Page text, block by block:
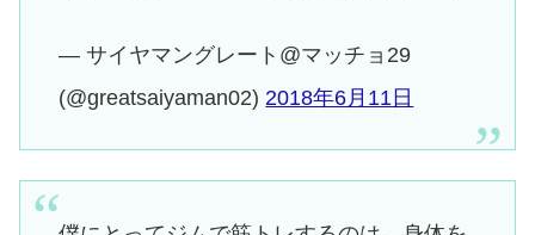
— サイヤマングレート@マッチョ29
(@greatsaiyaman02) 2018年6月11日